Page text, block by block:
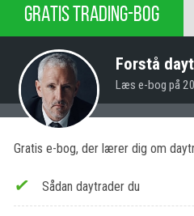
GRATIS TRADING-BOG
Forstå
Læs e-bog på
Gratis e-bog, der lærer dig om
Sådan daytrader du